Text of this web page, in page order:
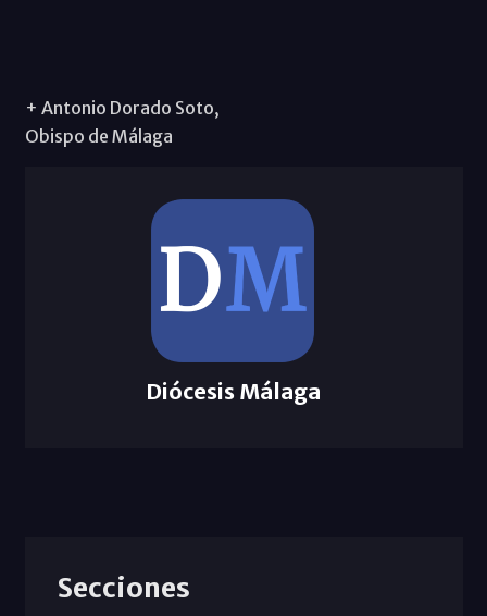
+ Antonio Dorado Soto,
Obispo de Málaga
Diócesis Málaga
Secciones